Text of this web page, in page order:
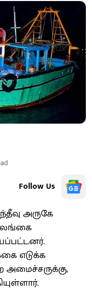
Follow Us
அருகே
எடுக்க
அமைச்சருக்கு,